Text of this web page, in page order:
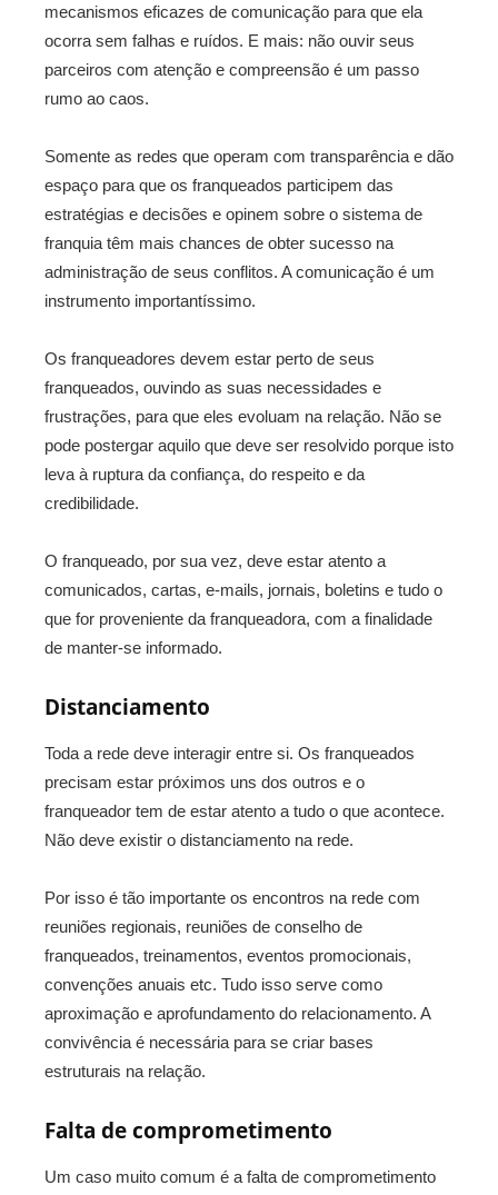
mecanismos eficazes de comunicação para que ela
ocorra sem falhas e ruídos. E mais: não ouvir seus
parceiros com atenção e compreensão é um passo
rumo ao caos.
Somente as redes que operam com transparência e dão
espaço para que os franqueados participem das
estratégias e decisões e opinem sobre o sistema de
franquia têm mais chances de obter sucesso na
administração de seus conflitos. A comunicação é um
instrumento importantíssimo.
Os franqueadores devem estar perto de seus
franqueados, ouvindo as suas necessidades e
frustrações, para que eles evoluam na relação. Não se
pode postergar aquilo que deve ser resolvido porque isto
leva à ruptura da confiança, do respeito e da
credibilidade.
O franqueado, por sua vez, deve estar atento a
comunicados, cartas, e-mails, jornais, boletins e tudo o
que for proveniente da franqueadora, com a finalidade
de manter-se informado.
Distanciamento
Toda a rede deve interagir entre si. Os franqueados
precisam estar próximos uns dos outros e o
franqueador tem de estar atento a tudo o que acontece.
Não deve existir o distanciamento na rede.
Por isso é tão importante os encontros na rede com
reuniões regionais, reuniões de conselho de
franqueados, treinamentos, eventos promocionais,
convenções anuais etc. Tudo isso serve como
aproximação e aprofundamento do relacionamento. A
convivência é necessária para se criar bases
estruturais na relação.
Falta de comprometimento
Um caso muito comum é a falta de comprometimento